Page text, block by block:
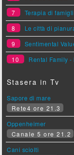
7
Terapia di
8
Le città di
9
Sentimental
10
Rental Family
Stasera in Tv
Sapore di mare
Rete4 ore 21.3
Oppenheimer
Canale 5 ore 21.2
Cani sciolti